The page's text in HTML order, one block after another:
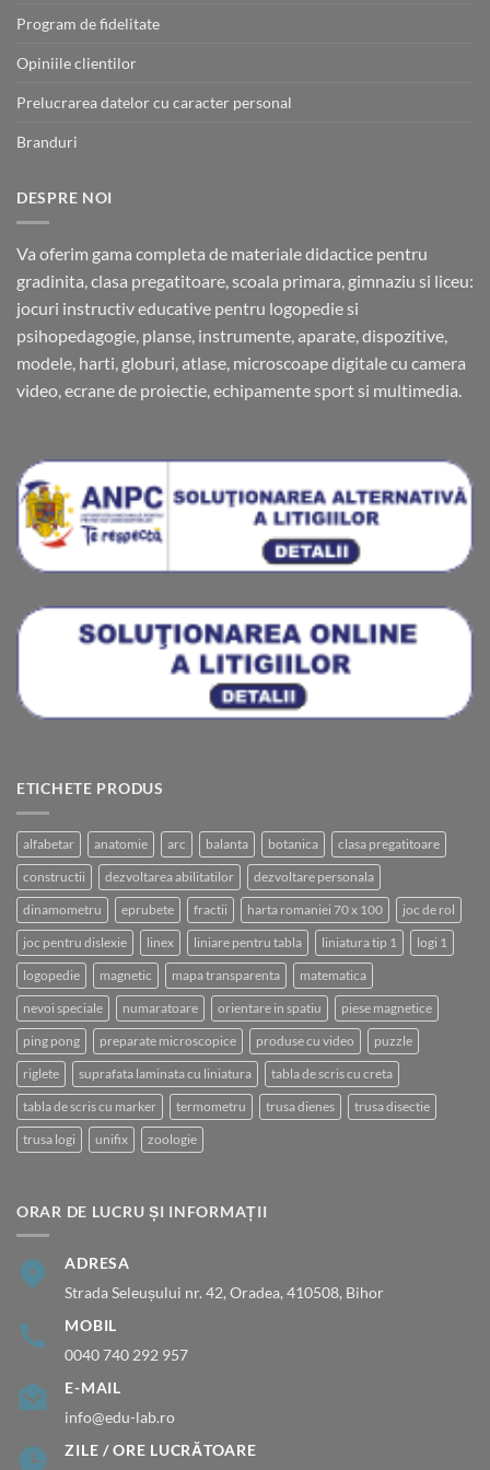
Program de fidelitate
Opiniile clientilor
Prelucrarea datelor cu caracter personal
Branduri
DESPRE NOI
Va oferim gama completa de materiale didactice pentru
gradinita, clasa pregatitoare, scoala primara, gimnaziu si liceu:
jocuri instructiv educative pentru logopedie si
psihopedagogie, planse, instrumente, aparate, dispozitive,
modele, harti, globuri, atlase, microscoape digitale cu camera
video, ecrane de proiectie, echipamente sport si multimedia.
ETICHETE PRODUS
alfabetar anatomie arc balanta botanica clasa pregatitoare
constructii dezvoltarea abilitatilor dezvoltare personala
dinamometru eprubete fractii harta romaniei 70 x 100 joc de rol
joc pentru dislexie linex liniare pentru tabla liniatura tip 1 logi 1
logopedie magnetic mapa transparenta matematica
nevoi speciale numaratoare orientare in spatiu piese magnetice
ping pong preparate microscopice produse cu video puzzle
riglete suprafata laminata cu liniatura tabla de scris cu creta
tabla de scris cu marker termometru trusa dienes trusa disectie
trusa logi unifix zoologie
ORAR DE LUCRU ȘI INFORMAȚII
ADRESA
Strada Seleușului nr. 42, Oradea, 410508, Bihor
MOBIL
0040 740 292 957
E-MAIL
info@edu-lab.ro
ZILE / ORE LUCRĂTOARE